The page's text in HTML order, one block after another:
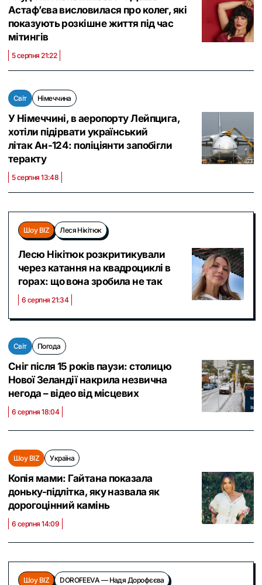
Астаф’єва висловилася про колег, які
показують розкішне життя під час
мітингів
5 серпня 21:22
Світ Німеччина
У Німеччині, в аеропорту Лейпцига,
хотіли підірвати український
літак Ан-124: поліціянти запобігли
теракту
5 серпня 13:48
Шоу BIZ Леся Нікітюк
Лесю Нікітюк розкритикували
через катання на квадроциклі в
горах: що вона зробила не так
6 серпня 21:34
Світ Погода
Сніг після 15 років паузи: столицю
Нової Зеландії накрила незвична
негода – відео від місцевих
6 серпня 18:04
Шоу BIZ Україна
Копія мами: Гайтана показала
доньку-підлітка, яку назвала як
дорогоцінний камінь
6 серпня 14:09
Шоу BIZ DOROFEEVA — Надя Дорофєєва